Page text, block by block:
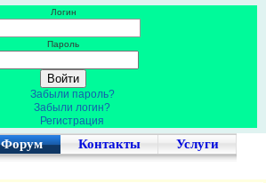
Логин
Пароль
Забыли пароль?
Забыли логин?
Регистрация
Форум Контакты Услуги